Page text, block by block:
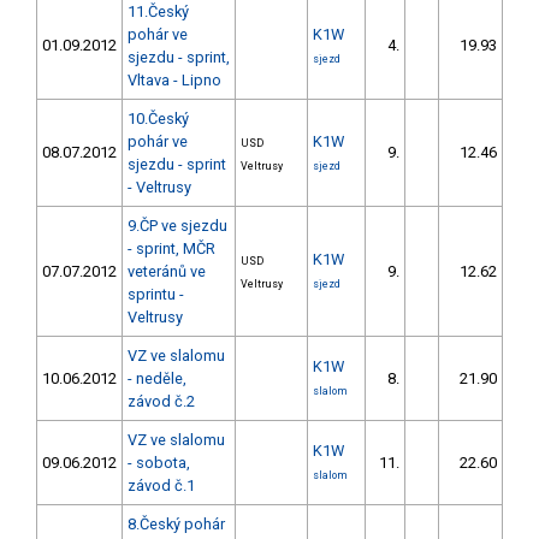
01.09.2012
11.Český
pohár ve
sjezdu - sprint,
Vltava - Lipno
K1W
sjezd
4. 19.93
08.07.2012
10.Český
pohár ve
sjezdu - sprint
- Veltrusy
USD
Veltrusy
K1W
sjezd
9. 12.46
07.07.2012
9.ČP ve sjezdu
- sprint, MČR
veteránů ve
sprintu -
Veltrusy
USD
Veltrusy
K1W
sjezd
9. 12.62
10.06.2012
VZ ve slalomu
- neděle,
závod č.2
K1W
slalom
8. 21.90
09.06.2012
VZ ve slalomu
- sobota,
závod č.1
K1W
slalom
11. 22.60
8.Český pohár